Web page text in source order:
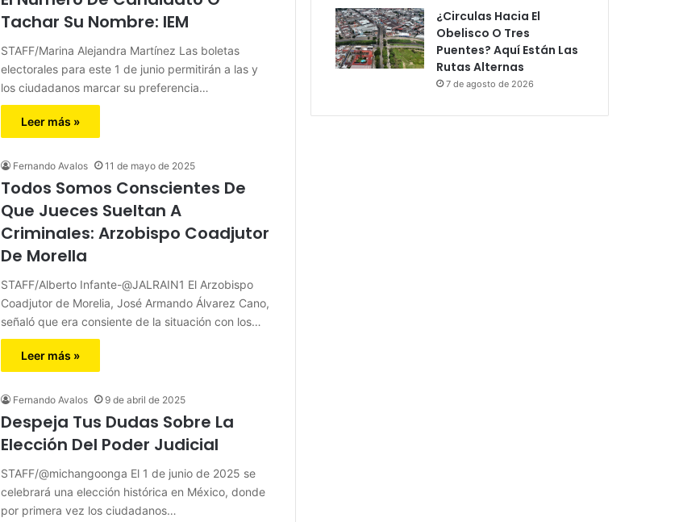
Tachar Su Nombre: IEM
STAFF/Marina Alejandra Martínez Las boletas
electorales para este 1 de junio permitirán a las y
los ciudadanos marcar su preferencia…
Leer más »
Fernando Avalos 11 de mayo de 2025
Todos Somos Conscientes De
Que Jueces Sueltan A
Criminales: Arzobispo Coadjutor
De Morella
STAFF/Alberto Infante-@JALRAIN1 El Arzobispo
Coadjutor de Morelia, José Armando Álvarez Cano,
señaló que era consiente de la situación con los…
Leer más »
Fernando Avalos 9 de abril de 2025
Despeja Tus Dudas Sobre La
Elección Del Poder Judicial
STAFF/@michangoonga El 1 de junio de 2025 se
celebrará una elección histórica en México, donde
por primera vez los ciudadanos…
¿Circulas Hacia El
Obelisco O Tres
Puentes? Aquí Están Las
Rutas Alternas
7 de agosto de 2026